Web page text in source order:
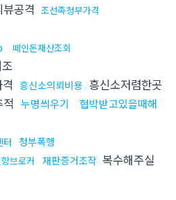
뷰공격 조선족청부가격
떼인돈재산조회
흥신소의뢰비용 흥신소저렴한곳
적 누명씌우기
협박받고있을때해
터
청부폭행
브로커 재판증거조작 복수해주실